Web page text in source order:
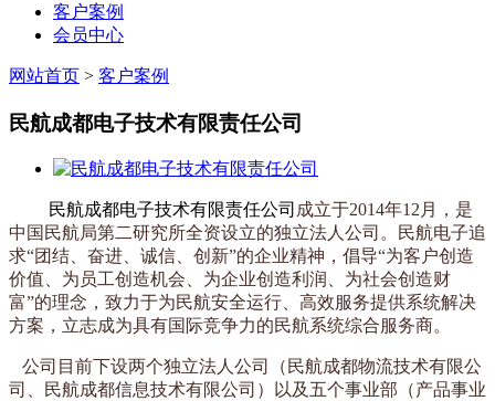
客户案例
会员中心
网站首页 > 客户案例
民航成都电子技术有限责任公司
民航成都电子技术有限责任公司 成立于2014年12月，是
中国民航局第二研究所全资设立的独立法人公司。民航电子追
求“团结、奋进、诚信、创新”的企业精神，倡导“为客户创造
价值、为员工创造机会、为企业创造利润、为社会创造财
富”的理念， 致力于为民航安全运行、高效服务提供系统解决
方案，立志成为具有国际竞争力的民航系统综合服务商。
公司目前下设两个独立法人公司（民航成都物流技术有限公
司、民航成都信息技术有限公司）以及五个事业部（产品事业